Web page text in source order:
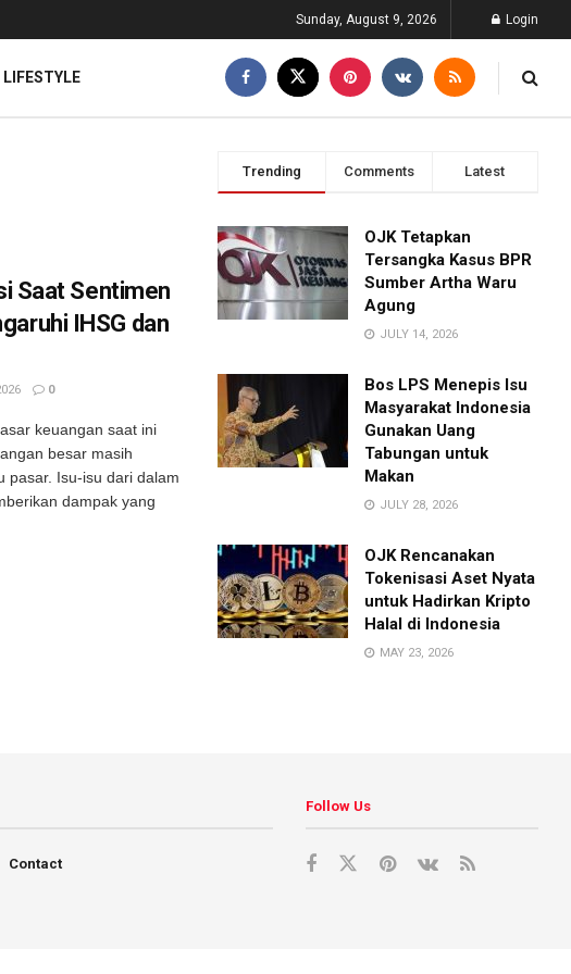
Sunday, August 9, 2026 Login
LIFESTYLE
Saat Sentimen
IHSG dan
0
keuangan saat ini
besar masih
pasar. Isu-isu dari dalam
dampak yang
Trending Comments Latest
OJK Tetapkan
Tersangka Kasus BPR
Sumber Artha Waru
Agung
JULY 14, 2026
Bos LPS Menepis Isu
Masyarakat Indonesia
Gunakan Uang
Tabungan untuk
Makan
JULY 28, 2026
OJK Rencanakan
Tokenisasi Aset Nyata
untuk Hadirkan Kripto
Halal di Indonesia
MAY 23, 2026
Contact
Follow Us